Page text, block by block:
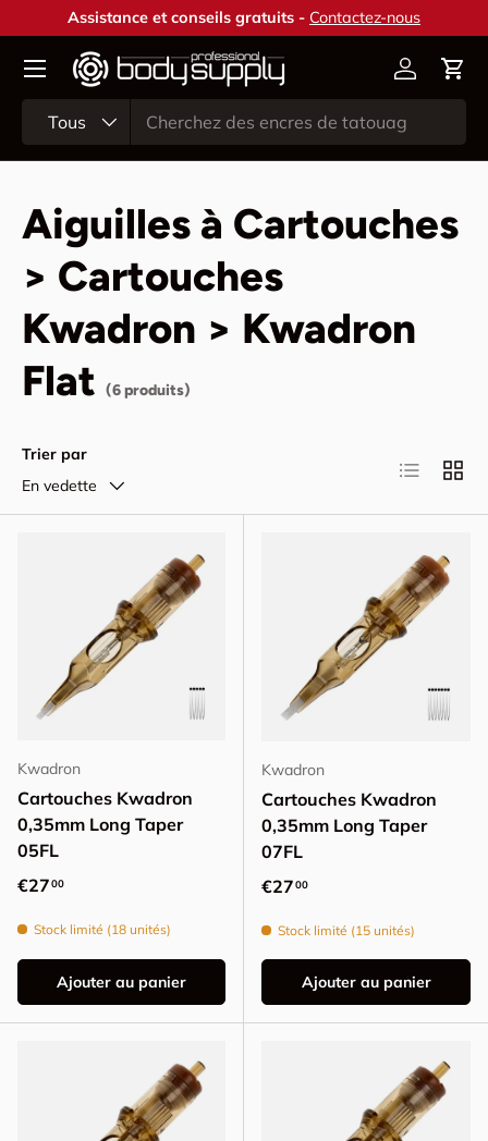
Aller au contenu
Assistance et conseils gratuits - Contactez-nous
Tous
Compte
Aiguilles à Cartouches
> Cartouches
Kwadron > Kwadron
Flat (6 produits)
Trier par
En vedette
Liste Grille
Kwadron
Cartouches Kwadron
0,35mm Long Taper
05FL
Prix habituel
€2700
Stock limité (18 unités)
Ajouter au panier
Kwadron
Cartouches Kwadron
0,35mm Long Taper
07FL
Prix habituel
€2700
Stock limité (15 unités)
Ajouter au panier